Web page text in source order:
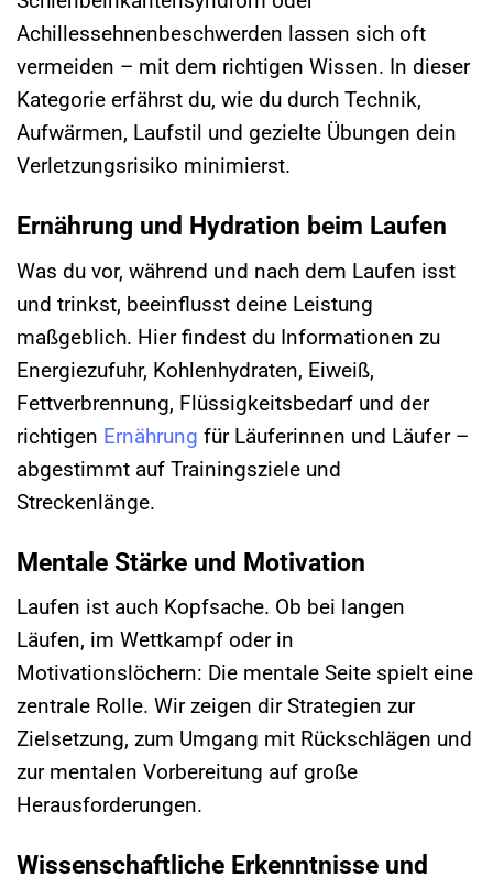
Achillessehnenbeschwerden lassen sich oft
vermeiden – mit dem richtigen Wissen. In dieser
Kategorie erfährst du, wie du durch Technik,
Aufwärmen, Laufstil und gezielte Übungen dein
Verletzungsrisiko minimierst.
Ernährung und Hydration beim Laufen
Was du vor, während und nach dem Laufen isst
und trinkst, beeinflusst deine Leistung
maßgeblich. Hier findest du Informationen zu
Energiezufuhr, Kohlenhydraten, Eiweiß,
Fettverbrennung, Flüssigkeitsbedarf und der
richtigen Ernährung für Läuferinnen und Läufer –
abgestimmt auf Trainingsziele und
Streckenlänge.
Mentale Stärke und Motivation
Laufen ist auch Kopfsache. Ob bei langen
Läufen, im Wettkampf oder in
Motivationslöchern: Die mentale Seite spielt eine
zentrale Rolle. Wir zeigen dir Strategien zur
Zielsetzung, zum Umgang mit Rückschlägen und
zur mentalen Vorbereitung auf große
Herausforderungen.
Wissenschaftliche Erkenntnisse und